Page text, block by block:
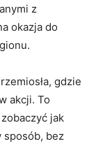
z
okazja‍ do
gdzie
akcji. To
jak
sposób, bez